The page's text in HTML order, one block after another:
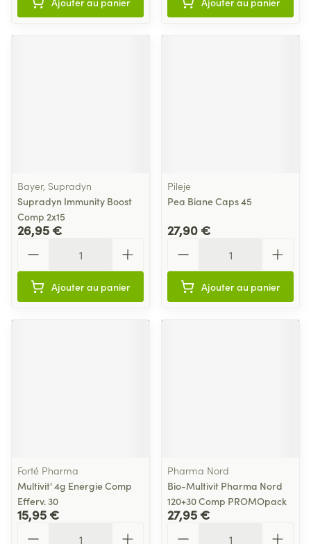
Bayer, Supradyn
Supradyn Immunity Boost
Comp 2x15
26,95 €
Ajouter au panier
Pileje
Pea Biane Caps 45
27,90 €
Ajouter au panier
Forté Pharma
Multivit' 4g Energie Comp
Efferv. 30
15,95 €
Pharma Nord
Bio-Multivit Pharma Nord
120+30 Comp PROMOpack
27,95 €